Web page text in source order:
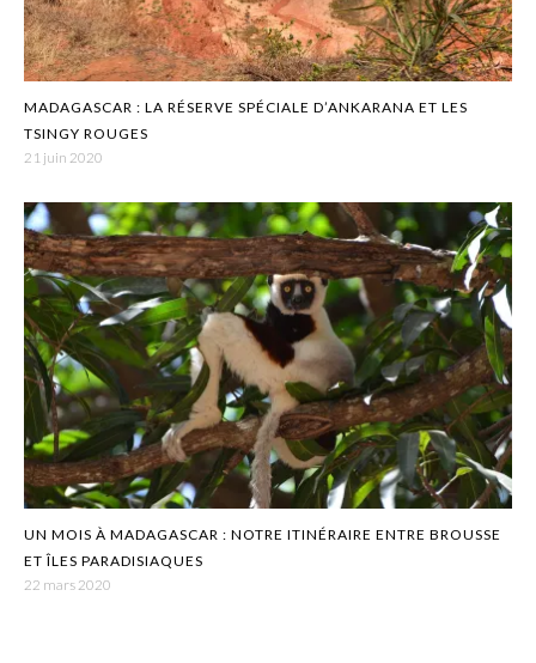
MADAGASCAR : LA RÉSERVE SPÉCIALE D’ANKARANA ET LES
TSINGY ROUGES
21 juin 2020
UN MOIS À MADAGASCAR : NOTRE ITINÉRAIRE ENTRE BROUSSE
ET ÎLES PARADISIAQUES
22 mars 2020